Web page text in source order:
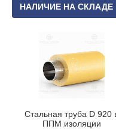
НАЛИЧИЕ НА СКЛАДЕ
Стальная труба D 920
ППМ изоляции